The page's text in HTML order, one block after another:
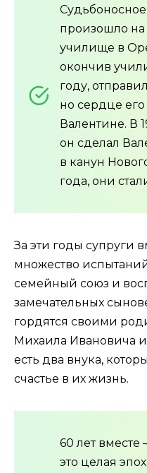
произошло на
училище в
окончив
году,
но сердце
Валентине. В
он сделал
в канун
года, они
За эти годы супруги
множество
семейный союз и
замечательных
гордятся своими
Михаила Ивановича
есть два внука,
счастье в их жизнь.
60 лет вместе
это целая